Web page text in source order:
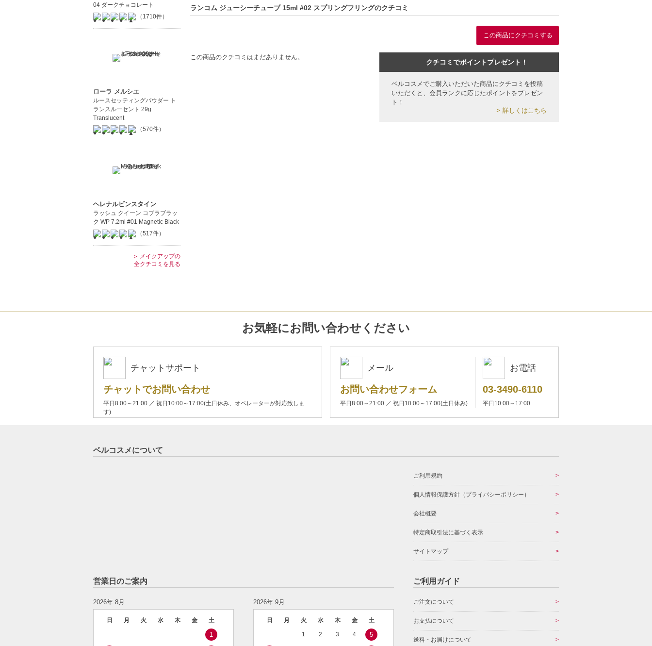
ランコム ジューシーチューブ 15ml #02 スプリングフリングのクチコミ
この商品にクチコミする
この商品のクチコミはまだありません。
クチコミでポイントプレゼント！
ベルコスメでご購入いただいた商品にクチコミを投稿
いただくと、会員ランクに応じたポイントをプレゼン
ト！
詳しくはこちら
04 ダークチョコレート
（1710件）
ローラ メルシエ
ルースセッティングパウダー ト
ランスルーセント 29g
Translucent
（570件）
ヘレナルビンスタイン
ラッシュ クイーン コブラブラッ
ク WP 7.2ml #01 Magnetic Black
（517件）
メイクアップの
全クチコミを見る
お気軽にお問い合わせください
チャットサポート
チャットでお問い合わせ
平日8:00～21:00 ／ 祝日10:00～17:00(土日休み、オペレーターが対応致しま
す)
メール
お問い合わせフォーム
平日8:00～21:00 ／ 祝日10:00～17:00(土日休み)
お電話
03-3490-6110
平日10:00～17:00
ベルコスメについて
ご利用規約
個人情報保護方針（プライバシーポリシー）
会社概要
特定商取引法に基づく表示
サイトマップ
営業日のご案内
2026年 8月
日 月 火 水 木 金 土
1
2026年 9月
日 月 火 水 木 金 土
1 2 3 4 5
ご利用ガイド
ご注文について
お支払について
送料・お届けについて